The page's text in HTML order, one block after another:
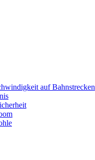
auf Bahnstrecken